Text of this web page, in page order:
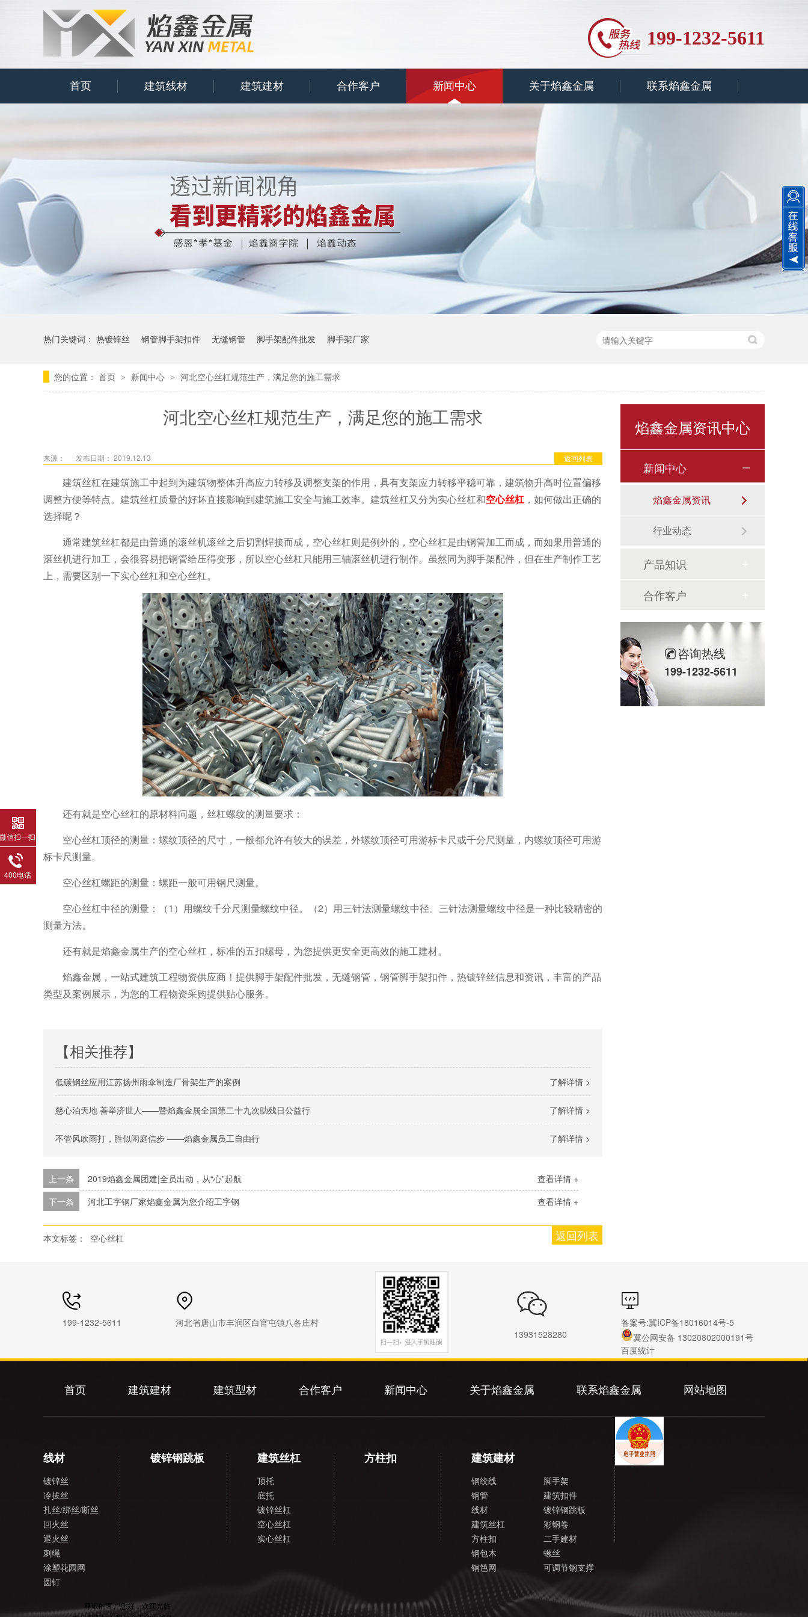
199-1232-5611
首页 建筑线材 建筑建材 合作客户 新闻中心 关于焰鑫金属 联系焰鑫金属
热门关键词： 热镀锌丝 钢管脚手架扣件 无缝钢管 脚手架配件批发 脚手架厂家
您的位置： 首页 > 新闻中心 > 河北空心丝杠规范生产，满足您的施工需求
河北空心丝杠规范生产，满足您的施工需求
返回列表
来源： 发布日期： 2019.12.13
建筑丝杠在建筑施工中起到为建筑物整体升高应力转移及调整支架的作用，具有支架应力转移平稳可靠，建筑物升高时位置偏移
调整方便等特点。建筑丝杠质量的好坏直接影响到建筑施工安全与施工效率。建筑丝杠又分为实心丝杠和空心丝杠，如何做出正确的
选择呢？
通常建筑丝杠都是由普通的滚丝机滚丝之后切割焊接而成，空心丝杠则是例外的，空心丝杠是由钢管加工而成，而如果用普通的
滚丝机进行加工，会很容易把钢管给压得变形，所以空心丝杠只能用三轴滚丝机进行制作。虽然同为脚手架配件，但在生产制作工艺
上，需要区别一下实心丝杠和空心丝杠。
还有就是空心丝杠的原材料问题，丝杠螺纹的测量要求：
空心丝杠顶径的测量：螺纹顶径的尺寸，一般都允许有较大的误差，外螺纹顶径可用游标卡尺或千分尺测量，内螺纹顶径可用游
标卡尺测量。
空心丝杠螺距的测量：螺距一般可用钢尺测量。
空心丝杠中径的测量：（1）用螺纹千分尺测量螺纹中径。（2）用三针法测量螺纹中径。三针法测量螺纹中径是一种比较精密的
测量方法。
还有就是焰鑫金属生产的空心丝杠，标准的五扣螺母，为您提供更安全更高效的施工建材。
焰鑫金属，一站式建筑工程物资供应商！提供脚手架配件批发，无缝钢管，钢管脚手架扣件，热镀锌丝信息和资讯，丰富的产品
类型及案例展示，为您的工程物资采购提供贴心服务。
【相关推荐】
了解详情 >
低碳钢丝应用江苏扬州雨伞制造厂骨架生产的案例
了解详情 >
慈心泊天地 善举济世人——暨焰鑫金属全国第二十九次助残日公益行
了解详情 >
不管风吹雨打，胜似闲庭信步 ——焰鑫金属员工自由行
查看详情 +
上一条
2019焰鑫金属团建|全员出动，从“心”起航
查看详情 +
下一条 河北工字钢厂家焰鑫金属为您介绍工字钢
返回列表
本文标签： 空心丝杠
焰鑫金属资讯中心
新闻中心
焰鑫金属资讯
行业动态
产品知识
合作客户
咨询热线
199-1232-5611
199-1232-5611
河北省唐山市丰润区白官屯镇八各庄村
13931528280
备案号:冀ICP备18016014号-5
冀公网安备 13020802000191号
百度统计
首页 建筑建材 建筑型材 合作客户 新闻中心 关于焰鑫金属 联系焰鑫金属 网站地图
线材
镀锌丝
冷拔丝
扎丝/绑丝/断丝
回火丝
退火丝
刺绳
涂塑花园网
圆钉
镀锌钢跳板 建筑丝杠
顶托
底托
镀锌丝杠
空心丝杠
实心丝杠
方柱扣 建筑建材
钢绞线
脚手架
钢管
建筑扣件
线材
镀锌钢跳板
建筑丝杠
彩钢卷
方柱扣
二手建材
钢包木
螺丝
钢笆网
可调节钢支撑
微信扫一扫
400电话
尊敬的客户您好，欢迎光临